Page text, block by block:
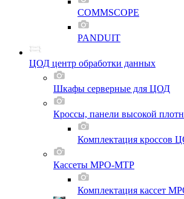
COMMSCOPE
PANDUIT
ЦОД центр обработки данных
Шкафы серверные для ЦОД
Кроссы, панели высокой
Комплектация кроссов
Кассеты MPO-MTP
Комплектация кассет